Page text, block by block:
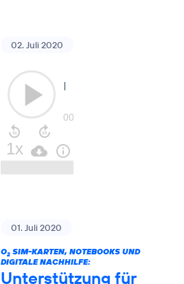
02. Juli 2020
01. Juli 2020
O2SIM-KARTEN, NOTEBOOKS UND
DIGITALE NACHHILFE:
Unterstützung für